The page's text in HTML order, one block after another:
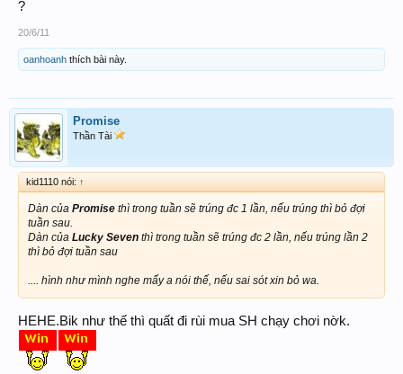
?
20/6/11
oanhoanh thích bài này.
Promise
Thần Tài
kid1110 nói: ↑
Dàn của Promise thì trong tuần sẽ trúng đc 1 lần, nếu trúng thì bỏ đợi
tuần sau.
Dàn của Lucky Seven thì trong tuần sẽ trúng đc 2 lần, nếu trúng lần 2
thì bỏ đợi tuần sau
.... hình như mình nghe mấy a nói thế, nếu sai sót xin bỏ wa.
HEHE.Bik như thế thì quất đi rùi mua SH chạy chơi nờk.